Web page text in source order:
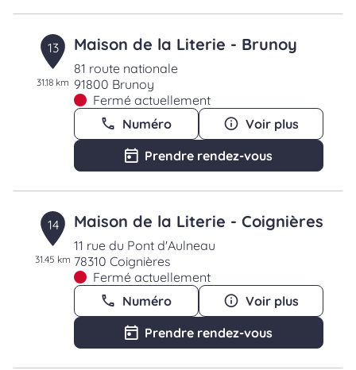
13
31.18 km
Maison de la Literie - Brunoy
81 route nationale
91800 Brunoy
Fermé actuellement
Numéro
Voir plus
Prendre rendez-vous
14
31.45 km
Maison de la Literie - Coignières
11 rue du Pont d'Aulneau
78310 Coignières
Fermé actuellement
Numéro
Voir plus
Prendre rendez-vous